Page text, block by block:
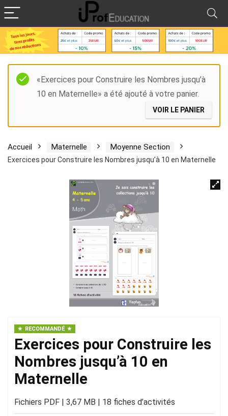
«Exercices pour Construire les Nombres jusqu’à
10 en Maternelle» a été ajouté à votre panier.
VOIR LE PANIER
Accueil Maternelle Moyenne Section
Exercices pour Construire les Nombres jusqu’à 10 en Maternelle
RECOMMANDÉ
Exercices pour Construire les
Nombres jusqu’à 10 en
Maternelle
Fichiers PDF | 3,67 MB | 18 fiches d’activités